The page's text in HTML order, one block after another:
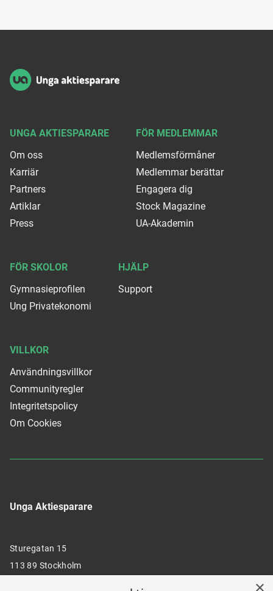
Unga Aktiesparare
Sturegatan 15
113 89 Stockholm
UNGA AKTIESPARARE
Om oss
Karriär
Partners
Artiklar
Press
FÖR MEDLEMMAR
Medlemsförmåner
Medlemmar berättar
Engagera dig
Stock Magazine
UA-Akademin
FÖR SKOLOR
Gymnasieprofilen
Ung Privatekonomi
HJÄLP
Support
VILLKOR
Användningsvillkor
Communityregler
Integritetspolicy
Om Cookies